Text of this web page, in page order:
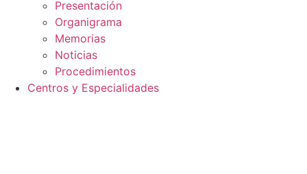
Presentación
Organigrama
Memorias
Noticias
Procedimientos
Centros y Especialidades